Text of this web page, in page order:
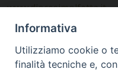
www.diocesimolfetta.it –
Ufficio Comunicazioni
Informativa
Utilizziamo cookie o
finalità tecniche e,